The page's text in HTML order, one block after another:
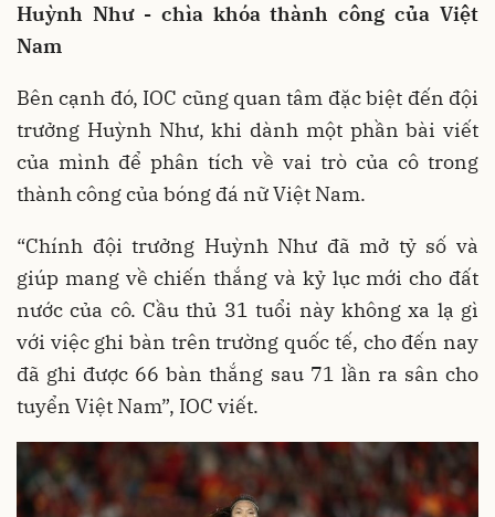
Huỳnh Như - chìa khóa thành công của Việt
Nam
Bên cạnh đó, IOC cũng quan tâm đặc biệt đến đội
trưởng Huỳnh Như, khi dành một phần bài viết
của mình để phân tích về vai trò của cô trong
thành công của bóng đá nữ Việt Nam.
“Chính đội trưởng Huỳnh Như đã mở tỷ số và
giúp mang về chiến thắng và kỷ lục mới cho đất
nước của cô. Cầu thủ 31 tuổi này không xa lạ gì
với việc ghi bàn trên trường quốc tế, cho đến nay
đã ghi được 66 bàn thắng sau 71 lần ra sân cho
tuyển Việt Nam”, IOC viết.